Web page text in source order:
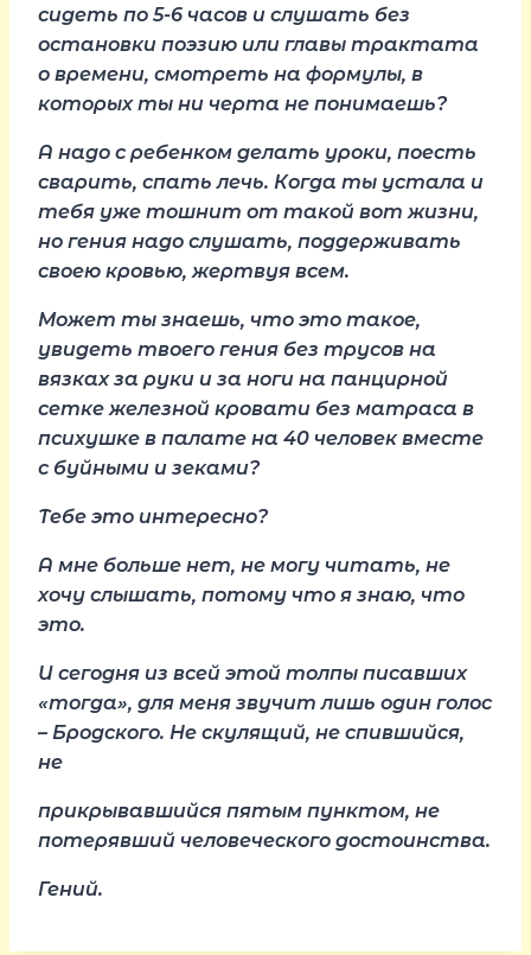
сидеть по 5-6 часов и слушать без
остановки поэзию или главы трактата
о времени, смотреть на формулы, в
которых ты ни черта не понимаешь?
А надо с ребенком делать уроки, поесть
сварить, спать лечь. Когда ты устала и
тебя уже тошнит от такой вот жизни,
но гения надо слушать, поддерживать
своею кровью, жертвуя всем.
Может ты знаешь, что это такое,
увидеть твоего гения без трусов на
вязках за руки и за ноги на панцирной
сетке железной кровати без матраса в
психушке в палате на 40 человек вместе
с буйными и зеками?
Тебе это интересно?
А мне больше нет, не могу читать, не
хочу слышать, потому что я знаю, что
это.
И сегодня из всей этой толпы писавших
«тогда», для меня звучит лишь один голос
– Бродского. Не скулящий, не спившийся,
не
прикрывавшийся пятым пунктом, не
потерявший человеческого достоинства.
Гений.